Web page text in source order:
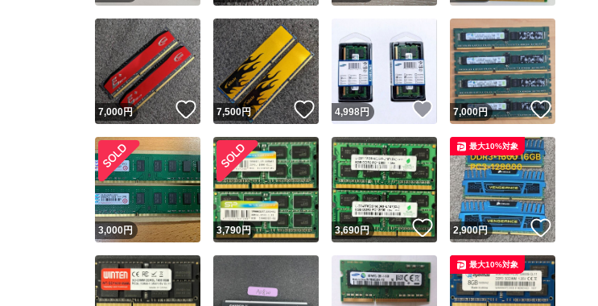
7,000円 いいね！
7,500円 いいね！
4,998円 いいね！
7,000円
3,000円 3,790円 3,690円 いいね！
2,900円 いいね！
最大10%対象
最大10%対象